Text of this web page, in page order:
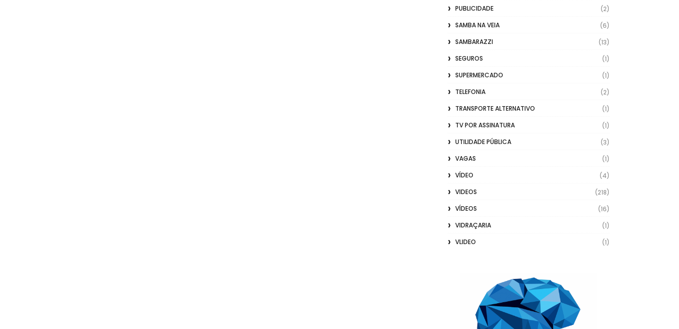
PUBLICIDADE
(2)
SAMBA NA VEIA
(6)
SAMBARAZZI
(13)
SEGUROS
(1)
SUPERMERCADO
(1)
TELEFONIA
(2)
TRANSPORTE ALTERNATIVO
(1)
TV POR ASSINATURA
(1)
UTILIDADE PÚBLICA
(3)
VAGAS
(1)
VÍDEO
(4)
VIDEOS
(218)
VÍDEOS
(16)
VIDRAÇARIA
(1)
VLIDEO
(1)